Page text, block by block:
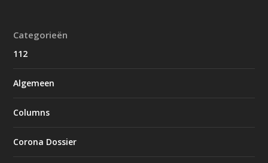
Categorieën
112
Algemeen
Columns
Corona Dossier